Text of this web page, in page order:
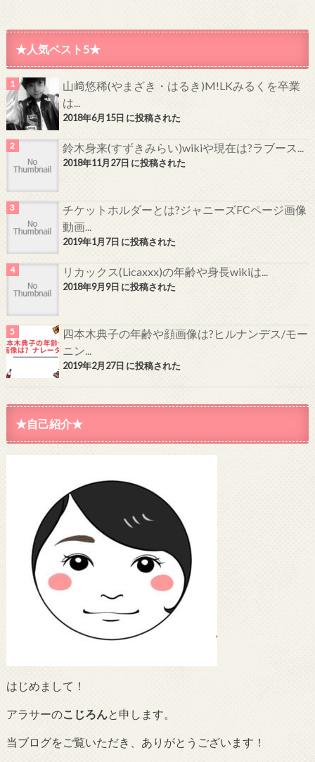
★人気ベスト5★
山﨑悠稀(やまざき・はるき)M!LKみるくを卒業
は...
2018年6月15日 に投稿された
鈴木身来(すずきみらい)wikiや現在は?ラブース...
2018年11月27日 に投稿された
チケットホルダーとは?ジャニーズFCページ画像
動画...
2019年1月7日 に投稿された
リカックス(Licaxxx)の年齢や身長wikiは...
2018年9月9日 に投稿された
四本木典子の年齢や顔画像は?ヒルナンデス/モー
ニン...
2019年2月27日 に投稿された
★自己紹介★
はじめまして！
アラサーのこじろんと申します。
当ブログをご覧いただき、ありがとうございます！